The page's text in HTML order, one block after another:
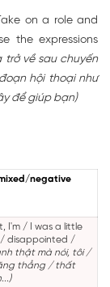
on a role and
the expressions
về sau chuyến
hội thoại như
để giúp bạn)
negative
I'm / I was a little
/ disappointed /
thật mà nói, tôi /
thẳng / thất